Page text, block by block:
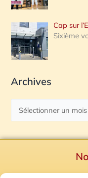
Cap sur
Sixième
Archives